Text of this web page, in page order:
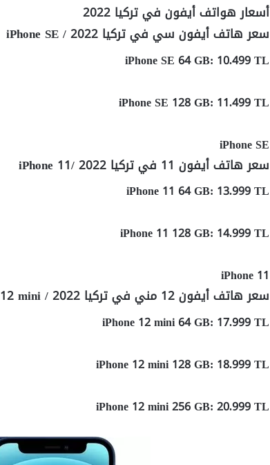
أسعار هواتف أيفون في تركيا 2022
سعر هاتف أيفون سي في تركيا 2022 / iPhone SE
iPhone SE 64 GB: 10.499 TL
iPhone SE 128 GB: 11.499 TL
iPhone SE
سعر هاتف أيفون 11 في تركيا 2022 /iPhone 11
iPhone 11 64 GB: 13.999 TL
iPhone 11 128 GB: 14.999 TL
iPhone 11
سعر هاتف أيفون 12 مني في تركيا 2022 / iPhone 12 mini
iPhone 12 mini 64 GB: 17.999 TL
iPhone 12 mini 128 GB: 18.999 TL
iPhone 12 mini 256 GB: 20.999 TL